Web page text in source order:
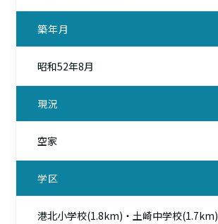
築年月
昭和52年8月
現況
空家
学区
港北小学校(1.8km)・土崎中学校(1.7km)